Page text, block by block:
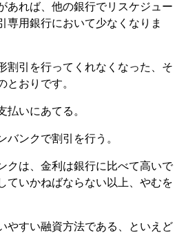
あれば、他の銀行でリスケジュー
専用銀行において少なくなりま
割引を行ってくれなくなった、そ
とおりです。
いにあてる。
ンクで割引を行う。
クは、金利は銀行に比べて高いで
ていかねばならない以上、やむを
やすい融資方法である、といえど